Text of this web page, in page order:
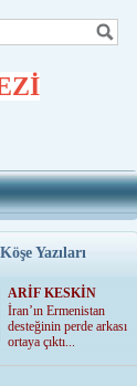
Köşe Yazıları
ARİF KESKİN
İran’ın Ermenistan
desteğinin perde arkası
ortaya çıktı...